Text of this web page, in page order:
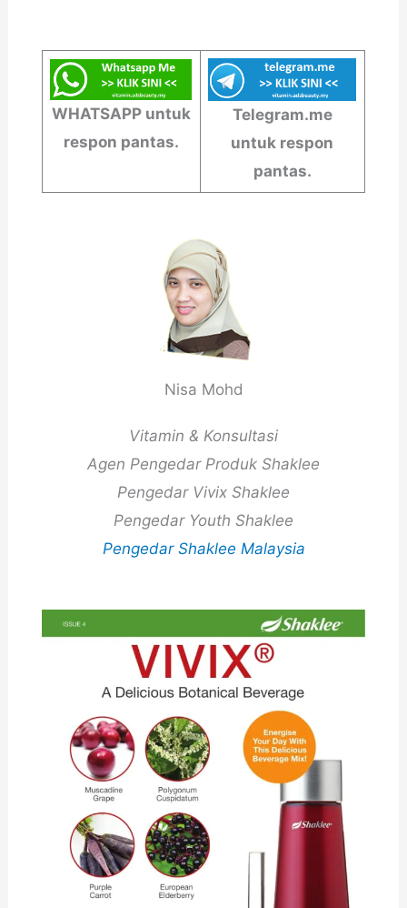
WHATSAPP untuk
respon pantas.
Telegram.me
untuk respon
pantas.
Nisa Mohd
Vitamin & Konsultasi
Agen Pengedar Produk Shaklee
Pengedar Vivix Shaklee
Pengedar Youth Shaklee
Pengedar Shaklee Malaysia